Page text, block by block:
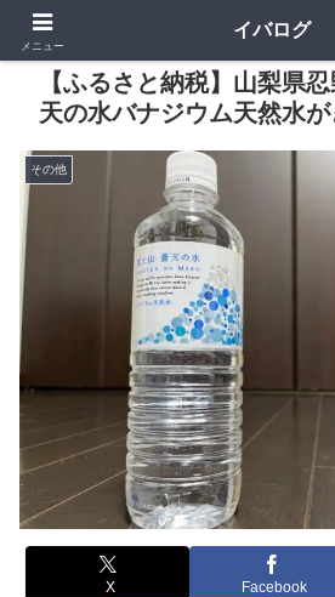
【ふるさと納税】山梨県
天の水バナジウム天然水が
その他
X Facebook
メニュー
イバログ